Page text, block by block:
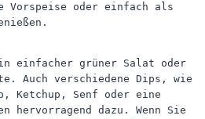
Vorspeise oder einfach als
einfacher grüner Salat oder
Auch verschiedene Dips, wie
Ketchup, Senf oder eine
hervorragend dazu. Wenn Sie